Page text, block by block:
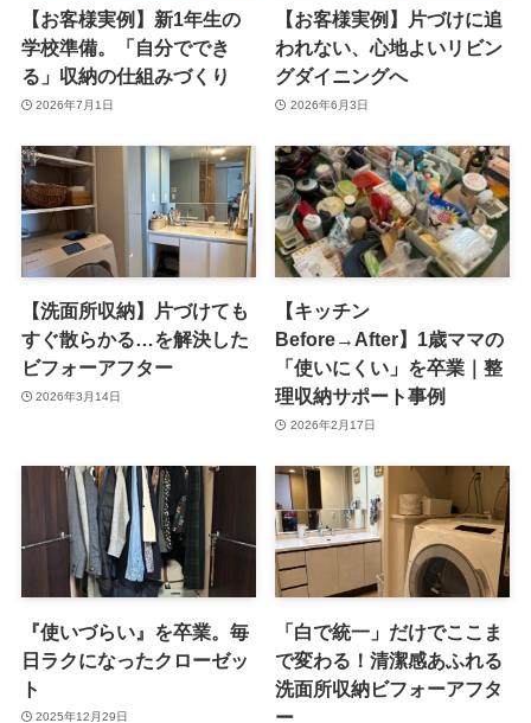
【お客様実例】新1年生の
学校準備。「自分ででき
る」収納の仕組みづくり
2026年7月1日
【お客様実例】片づけに追
われない、心地よいリビン
グダイニングへ
2026年6月3日
【洗面所収納】片づけても
すぐ散らかる…を解決した
ビフォーアフター
2026年3月14日
【キッチン
Before→After】1歳ママの
「使いにくい」を卒業｜整
理収納サポート事例
2026年2月17日
『使いづらい』を卒業。毎
日ラクになったクローゼッ
ト
2025年12月29日
「白で統一」だけでここま
で変わる！清潔感あふれる
洗面所収納ビフォーアフタ
ー